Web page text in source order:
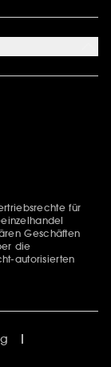
für
Geschäften
die
autorisierten